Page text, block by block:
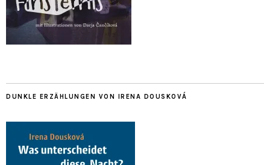
DUNKLE ERZÄHLUNGEN VON IRENA DOUSKOVÁ